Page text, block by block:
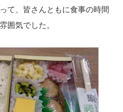
て、皆さんともに食事の時間
囲気でした。